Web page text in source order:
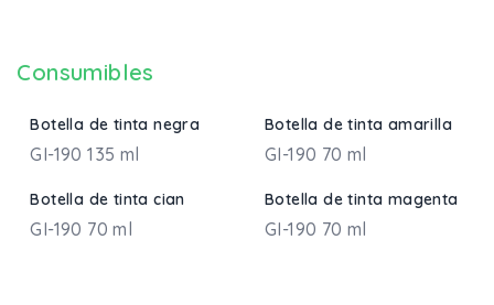
Consumibles
Botella de tinta negra
GI-190 135 ml
Botella de tinta amarilla
GI-190 70 ml
Botella de tinta cian
GI-190 70 ml
Botella de tinta magenta
GI-190 70 ml